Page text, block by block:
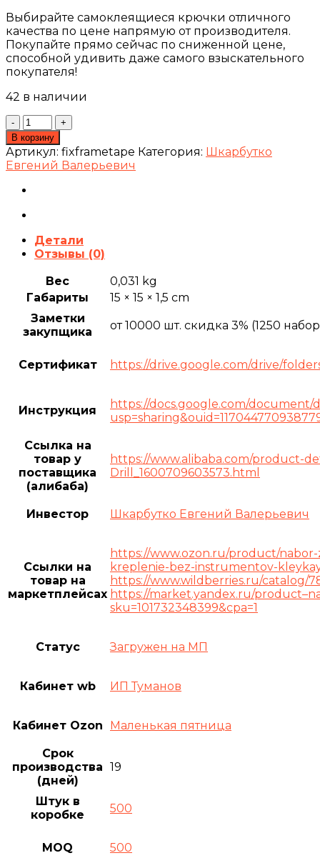
Выбирайте самоклеящиеся крючки отличного
качества по цене напрямую от производителя.
Покупайте прямо сейчас по сниженной цене,
способной удивить даже самого взыскательного
покупателя!
42 в наличии
Количество
товара
Клейкие
застежки
для
картин/
застежек
картин
белые
пар
В корзину
Артикул: fixframetape Категория: Шкарбутко
Евгений Валерьевич
Детали
Отзывы (0)
Вес
0,031 kg
Габариты
15 × 15 × 1,5 cm
Заметки
закупщика
от 10000 шт. скидка 3% (1250
Сертификат https://drive.google.com/drive/
Инструкция
https://docs.google.com/document/
Ссылка на
товар у
поставщика
(алибаба)
https://www.alibaba.com/product-
Drill_1600709603573.html
Инвестор Шкарбутко Евгений Валерьевич
Ссылки на
товар на
маркетплейсах
https://www.ozon.ru/product/
kreplenie-bez-instrumentov-
https://www.wildberries.ru/catalog/
https://market.yandex.ru/
sku=101732348399&cpa=1
Статус Загружен на МП
Кабинет wb ИП Туманов
Кабинет Ozon Маленькая пятница
Срок
производства
(дней)
19
Штук в
коробке
500
MOQ 500